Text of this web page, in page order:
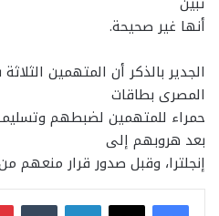
أنها غير صحيحة.
الجدير بالذكر أن المتهمين
المصرى بطاقات
حمراء للمتهمين لضبطهم
بعد هروبهم إلى
إنجلترا، وقبل صدور قرار منعهم
لينكدإن